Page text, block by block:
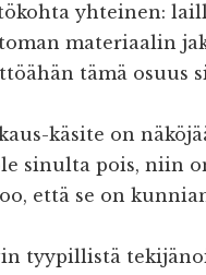
yhteinen:
materiaalin
tämä osuus
käsite on
sinulta pois, niin
että se on
tyypillistä